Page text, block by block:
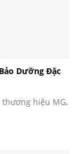
Dưỡng Đặc
hiệu MG,